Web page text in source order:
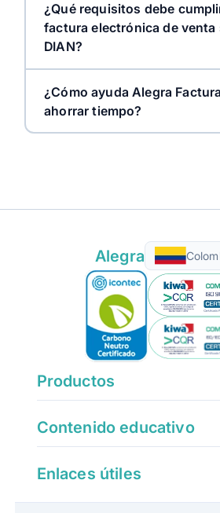
¿Qué requisitos debe
factura electrónica de venta
DIAN?
¿Cómo ayuda Alegra
ahorrar tiempo?
Alegra
Productos
Contenido educativo
Enlaces útiles